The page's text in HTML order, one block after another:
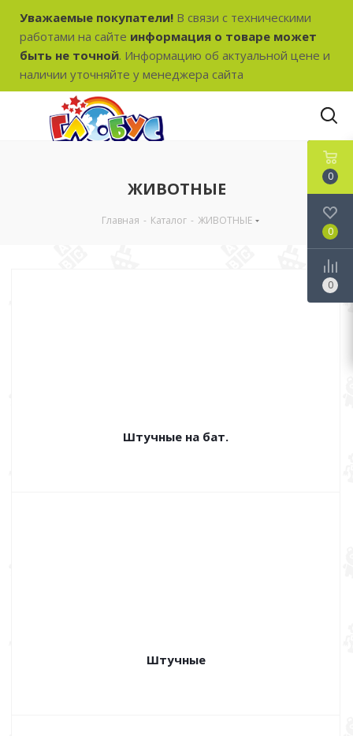
Уважаемые покупатели! В связи с техническими
работами на сайте информация о товаре может
быть не точной. Информацию об актуальной цене и
наличии уточняйте у менеджера сайта
ЖИВОТНЫЕ
Главная - Каталог - ЖИВОТНЫЕ
Штучные на бат.
Штучные
0
0
0